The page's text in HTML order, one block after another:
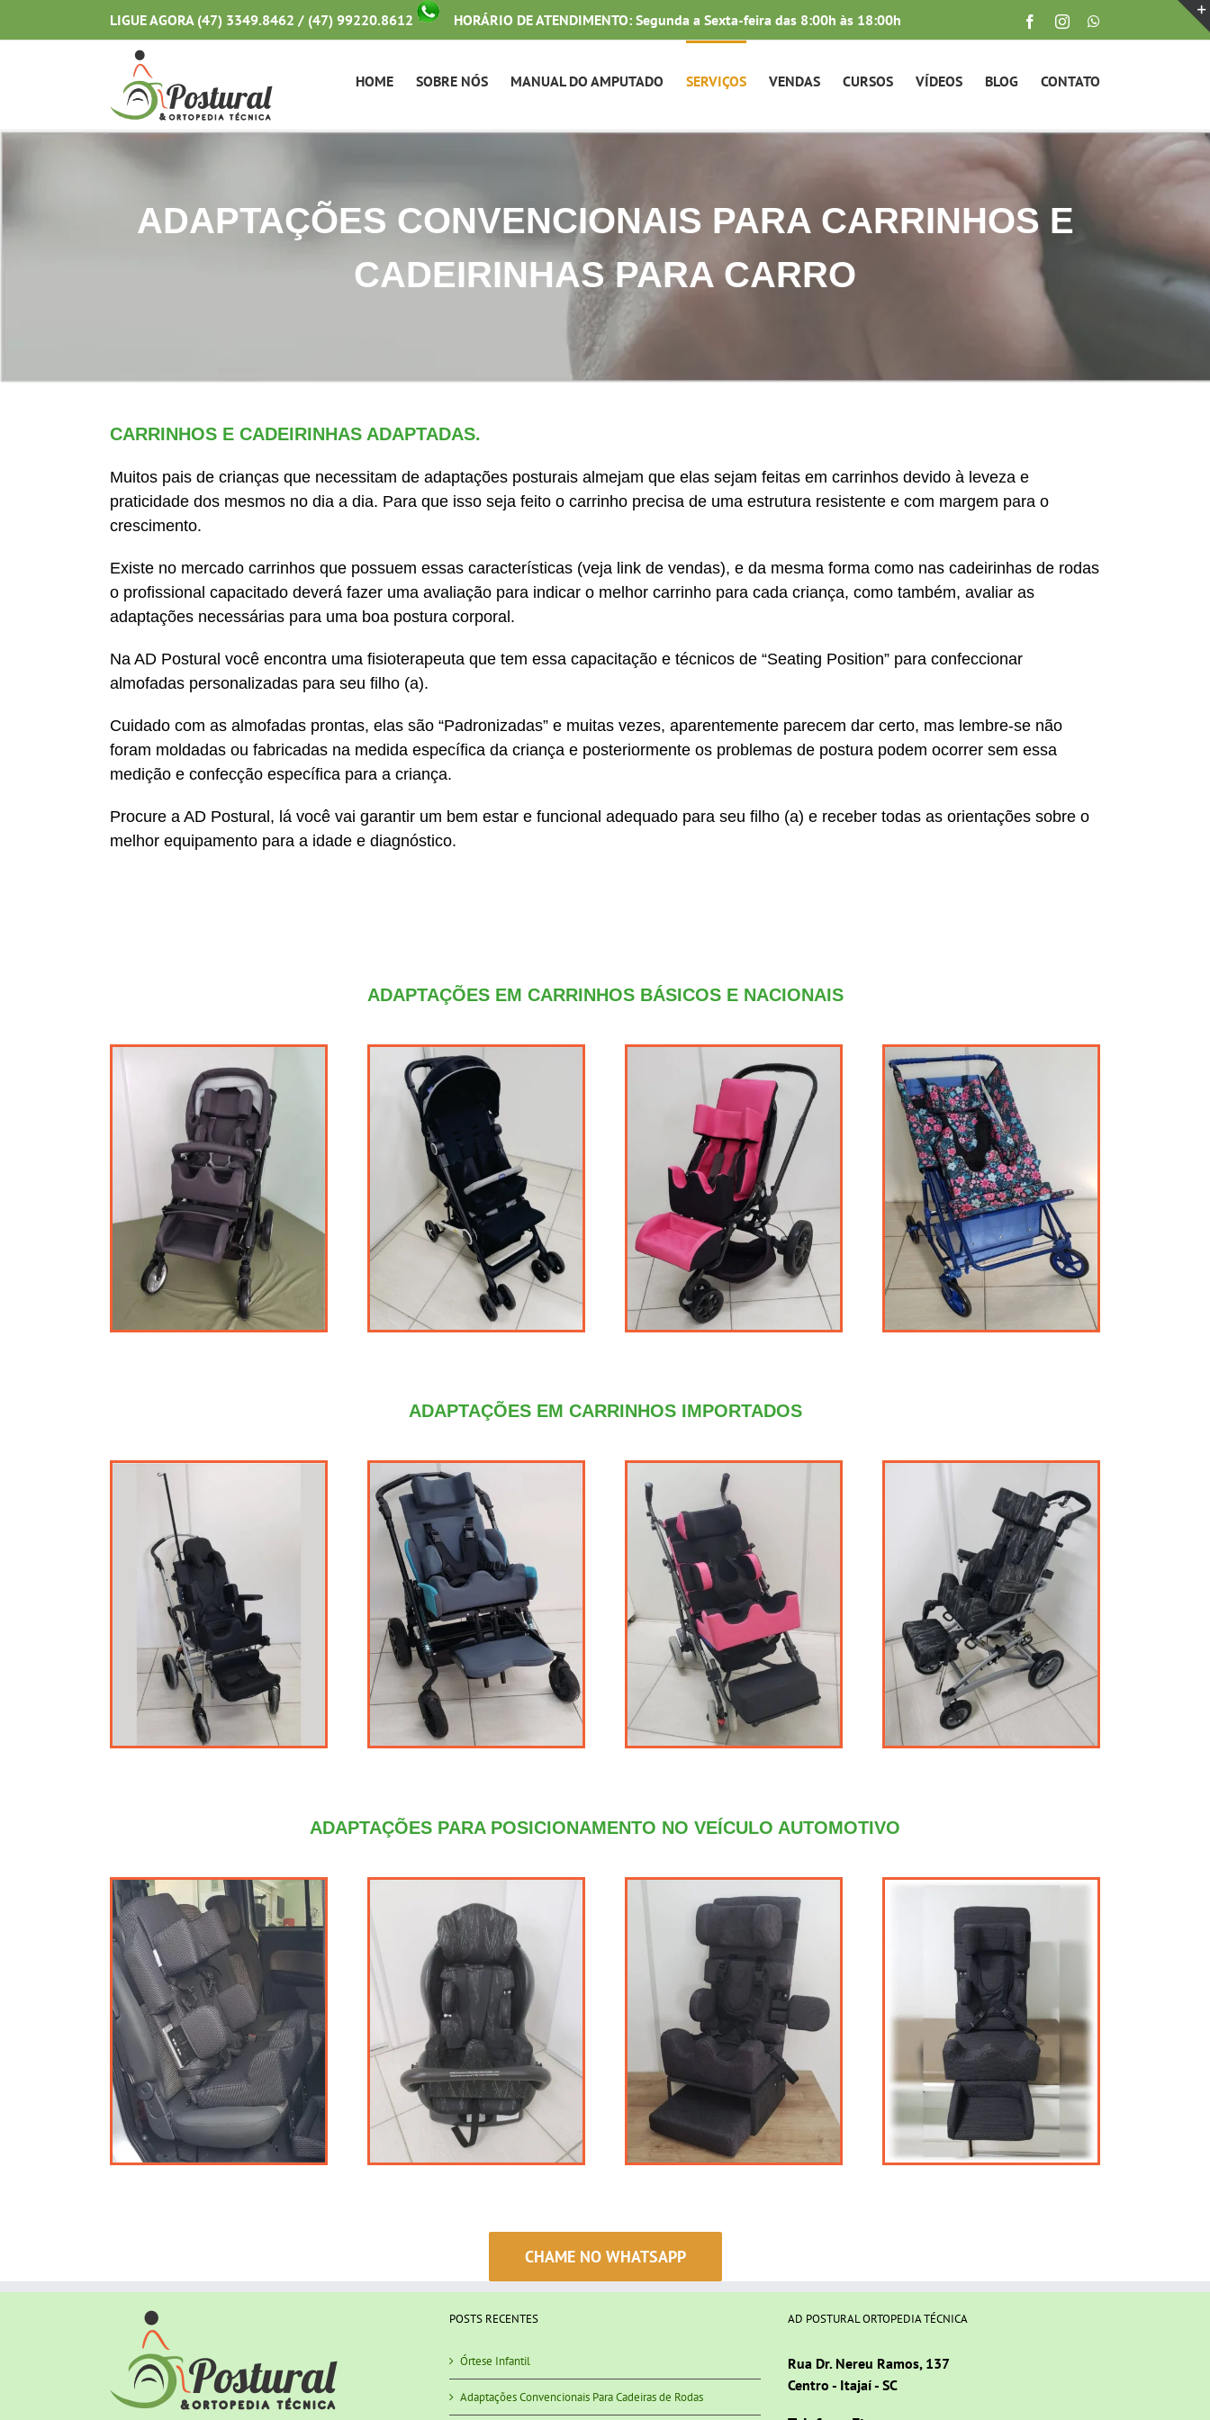
o
LIGUE AGORA (47) 3349.8462 / (47) 99220.8612 HORÁRIO DE ATENDIMENTO: Segunda a Sexta-feira das 8:00h às 18:00h FacebookInstagram
HOME SOBRE NÓS MANUAL DO AMPUTADO SERVIÇOS VENDAS CURSOS VÍDEOS BLOG CONTATO
ADAPTAÇÕES CONVENCIONAIS PARA CARRINHOS E
CADEIRINHAS PARA CARRO
CARRINHOS E CADEIRINHAS ADAPTADAS.
Muitos pais de crianças que necessitam de adaptações posturais almejam que elas sejam feitas em carrinhos devido à leveza e
praticidade dos mesmos no dia a dia. Para que isso seja feito o carrinho precisa de uma estrutura resistente e com margem para o
crescimento.
Existe no mercado carrinhos que possuem essas características (veja link de vendas), e da mesma forma como nas cadeirinhas de rodas
o profissional capacitado deverá fazer uma avaliação para indicar o melhor carrinho para cada criança, como também, avaliar as
adaptações necessárias para uma boa postura corporal.
Na AD Postural você encontra uma fisioterapeuta que tem essa capacitação e técnicos de “Seating Position” para confeccionar
almofadas personalizadas para seu filho (a).
Cuidado com as almofadas prontas, elas são “Padronizadas” e muitas vezes, aparentemente parecem dar certo, mas lembre-se não
foram moldadas ou fabricadas na medida específica da criança e posteriormente os problemas de postura podem ocorrer sem essa
medição e confecção específica para a criança.
Procure a AD Postural, lá você vai garantir um bem estar e funcional adequado para seu filho (a) e receber todas as orientações sobre o
melhor equipamento para a idade e diagnóstico.
ADAPTAÇÕES EM CARRINHOS BÁSICOS E NACIONAIS
ADAPTAÇÕES EM CARRINHOS IMPORTADOS
ADAPTAÇÕES PARA POSICIONAMENTO NO VEÍCULO AUTOMOTIVO
CHAME NO WHATSAPP
POSTS RECENTES
Órtese Infantil
Adaptações Convencionais Para Cadeiras de Rodas
AD POSTURAL ORTOPEDIA TÉCNICA
Rua Dr. Nereu Ramos, 137
Centro - Itajaí - SC